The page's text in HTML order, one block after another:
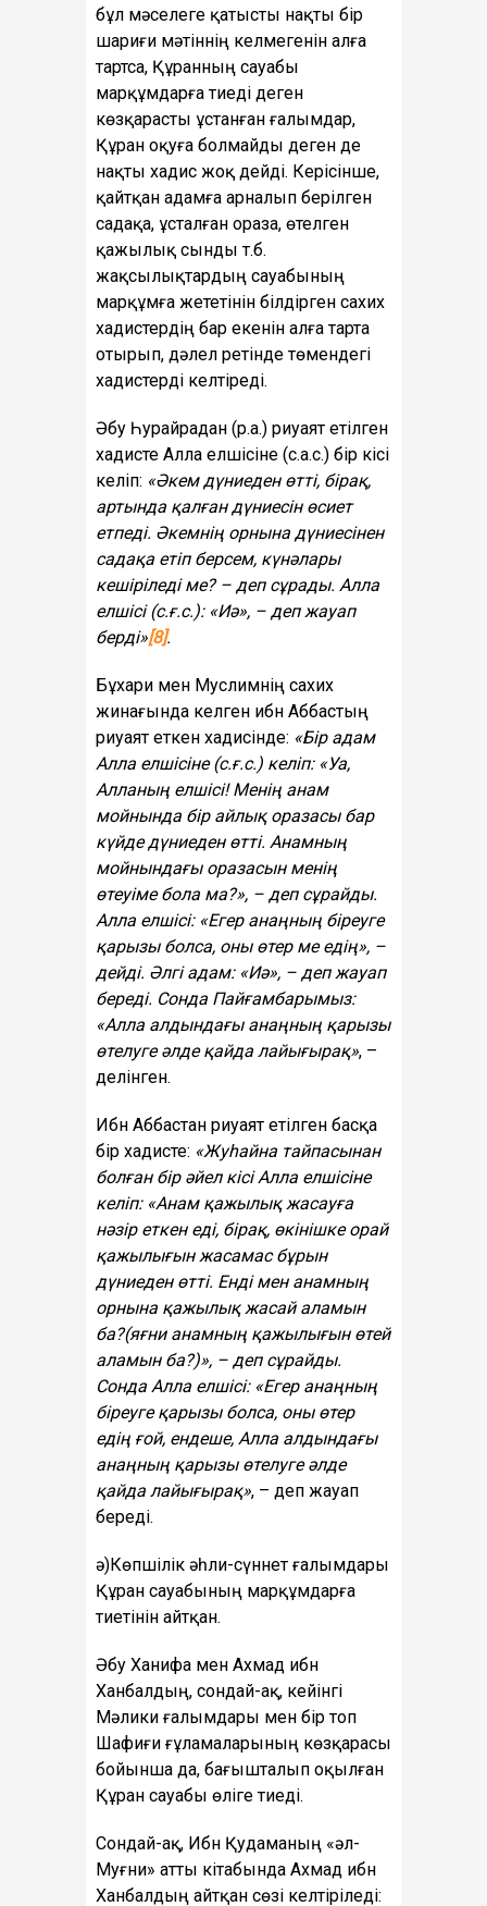
бұл мәселеге қатысты нақты бір
шариғи мәтіннің келмегенін алға
тартса, Құранның сауабы
марқұмдарға тиеді деген
көзқарасты ұстанған ғалымдар,
Құран оқуға болмайды деген де
нақты хадис жоқ дейді. Керісінше,
қайтқан адамға арналып берілген
садақа, ұсталған ораза, өтелген
қажылық сынды т.б.
жақсылықтардың сауабының
марқұмға жететінін білдірген сахих
хадистердің бар екенін алға тарта
отырып, дәлел ретінде төмендегі
хадистерді келтіреді.
Әбу Һурайрадан (р.а.) риуаят етілген
хадисте Алла елшісіне (с.а.с.) бір кісі
келіп: «Әкем дүниеден өтті, бірақ,
артында қалған дүниесін өсиет
етпеді. Әкемнің орнына дүниесінен
садақа етіп берсем, күнәлары
кешіріледі ме? – деп сұрады. Алла
елшісі (с.ғ.с.): «Иә», – деп жауап
берді»[8].
Бұхари мен Муслимнің сахих
жинағында келген ибн Аббастың
риуаят еткен хадисінде: «Бір адам
Алла елшісіне (с.ғ.с.) келіп: «Уа,
Алланың елшісі! Менің анам
мойнында бір айлық оразасы бар
күйде дүниеден өтті. Анамның
мойнындағы оразасын менің
өтеуіме бола ма?», – деп сұрайды.
Алла елшісі: «Егер анаңның біреуге
қарызы болса, оны өтер ме едің», –
дейді. Әлгі адам: «Иә», – деп жауап
береді. Сонда Пайғамбарымыз:
«Алла алдындағы анаңның қарызы
өтелуге әлде қайда лайығырақ», –
делінген.
Ибн Аббастан риуаят етілген басқа
бір хадисте: «Жуһайна тайпасынан
болған бір әйел кісі Алла елшісіне
келіп: «Анам қажылық жасауға
нәзір еткен еді, бірақ, өкінішке орай
қажылығын жасамас бұрын
дүниеден өтті. Енді мен анамның
орнына қажылық жасай аламын
ба?(яғни анамның қажылығын өтей
аламын ба?)», – деп сұрайды.
Сонда Алла елшісі: «Егер анаңның
біреуге қарызы болса, оны өтер
едің ғой, ендеше, Алла алдындағы
анаңның қарызы өтелуге әлде
қайда лайығырақ», – деп жауап
береді.
ә)Көпшілік әһли-сүннет ғалымдары
Құран сауабының марқұмдарға
тиетінін айтқан.
Әбу Ханифа мен Ахмад ибн
Ханбалдың, сондай-ақ, кейінгі
Мәлики ғалымдары мен бір топ
Шафиғи ғұламаларының көзқарасы
бойынша да, бағышталып оқылған
Құран сауабы өліге тиеді.
Сондай-ақ, Ибн Қудаманың «әл-
Муғни» атты кітабында Ахмад ибн
Ханбалдың айтқан сөзі келтіріледі: